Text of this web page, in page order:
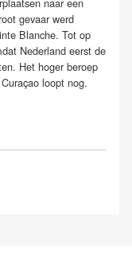
gevaar werd
Blanche. Tot op
Nederland eerst de
Het hoger beroep
loopt nog.